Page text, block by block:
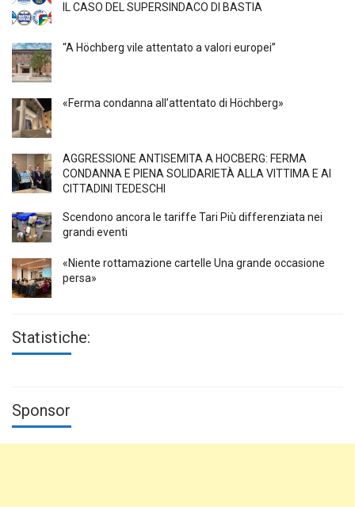
IL CASO DEL SUPERSINDACO DI BASTIA
“A Höchberg vile attentato a valori europei”
«Ferma condanna all’attentato di Höchberg»
AGGRESSIONE ANTISEMITA A HÖCBERG: FERMA
CONDANNA E PIENA SOLIDARIETÀ ALLA VITTIMA E AI
CITTADINI TEDESCHI
Scendono ancora le tariffe Tari Più differenziata nei
grandi eventi
«Niente rottamazione cartelle Una grande occasione
persa»
Statistiche:
Sponsor